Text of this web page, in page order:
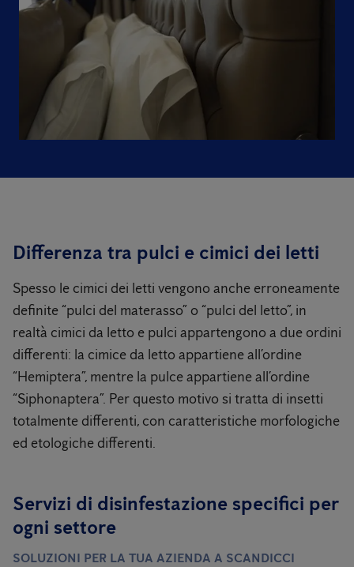
Differenza tra pulci e cimici dei letti
Spesso le cimici dei letti vengono anche erroneamente
definite “pulci del materasso” o “pulci del letto”, in
realtà cimici da letto e pulci appartengono a due ordini
differenti: la cimice da letto appartiene all’ordine
“Hemiptera”, mentre la pulce appartiene all’ordine
“Siphonaptera”. Per questo motivo si tratta di insetti
totalmente differenti, con caratteristiche morfologiche
ed etologiche differenti.
Servizi di disinfestazione specifici per
ogni settore
SOLUZIONI PER LA TUA AZIENDA A SCANDICCI